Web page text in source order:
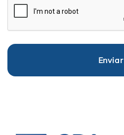
Enviar